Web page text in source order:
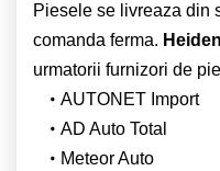
Piesele se livreaza din
comanda ferma.
urmatorii furnizori de
AUTONET Import
AD Auto Total
Meteor Auto